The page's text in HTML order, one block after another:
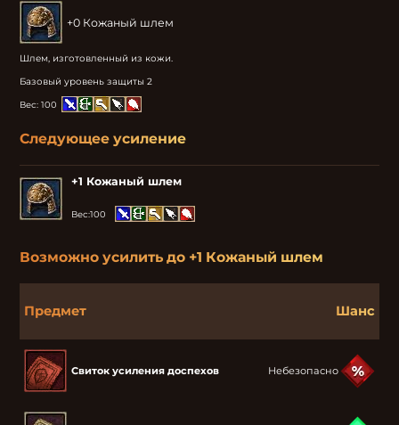
+0 Кожаный шлем
Шлем, изготовленный из кожи.
Базовый уровень защиты 2
Вес:100
Следующее усиление
+1 Кожаный шлем
Вес:100
Возможно усилить до +1 Кожаный шлем
Предмет Шанс
Свиток усиления доспехов Небезопасно